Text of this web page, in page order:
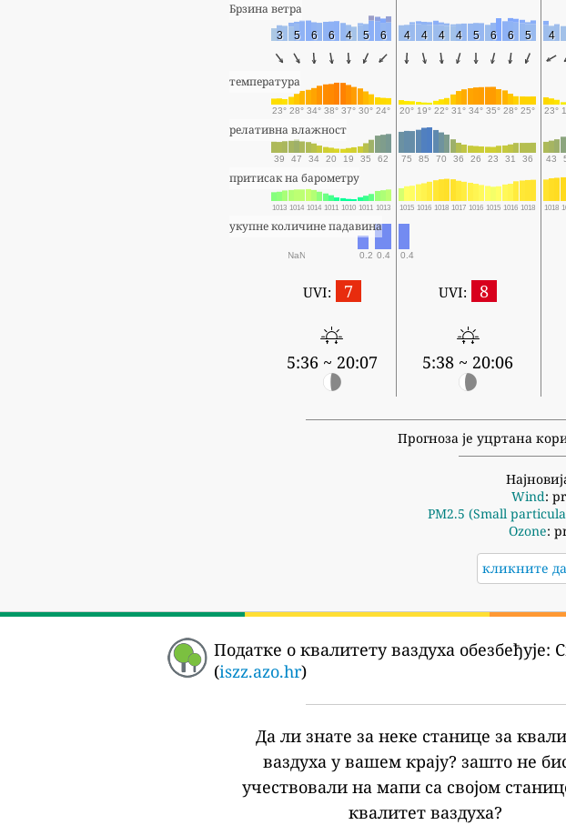
Брзина ветра
3 5 6 6 4 5 6 4 4 4 4 5 6 6 5 4
температура
23° 28° 34° 38° 37° 30° 24° 20° 19° 22° 31° 34° 35° 28° 25° 23°
релативна влажност
39 47 34 20 19 35 62 75 85 70 36 26 23 31 36 43
притисак на барометру
1013 1014 1014 1011 1010 1011 1013 1015 1016 1018 1017 1016 1015 1016 1018 1018
укупне количине падавина
NaN 0.2 0.4 0.4
UVI: 7
5:36 ~ 20:07
UVI: 8
5:38 ~ 20:06
Прогноза је уцртана
Wind:
PM2.5 (Small
Ozone:
кликните
Податке о квалитету ваздуха обезбеђује:
(iszz.azo.hr)
Да ли знате за неке станице за
ваздуха у вашем крају? зашто не
учествовали на мапи са својом
квалитет ваздуха?